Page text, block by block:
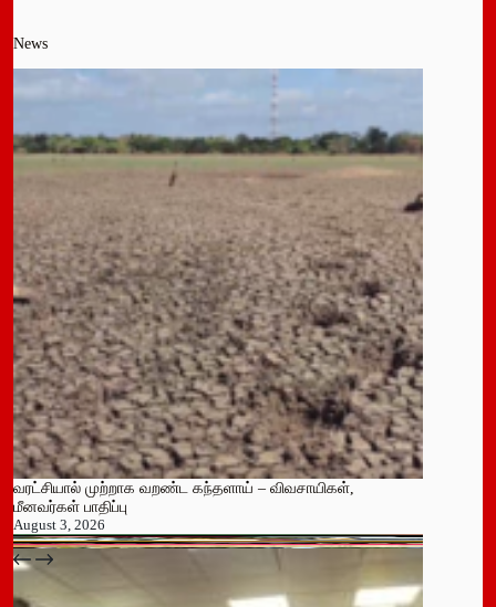
News
வரட்சியால் முற்றாக வறண்ட கந்தளாய் – விவசாயிகள்,
மீனவர்கள் பாதிப்பு
August 3, 2026
பதுளை மாநகர சபையின் NPP உறுப்பினர் திடீர் ராஜினாமா!
July 14, 2026